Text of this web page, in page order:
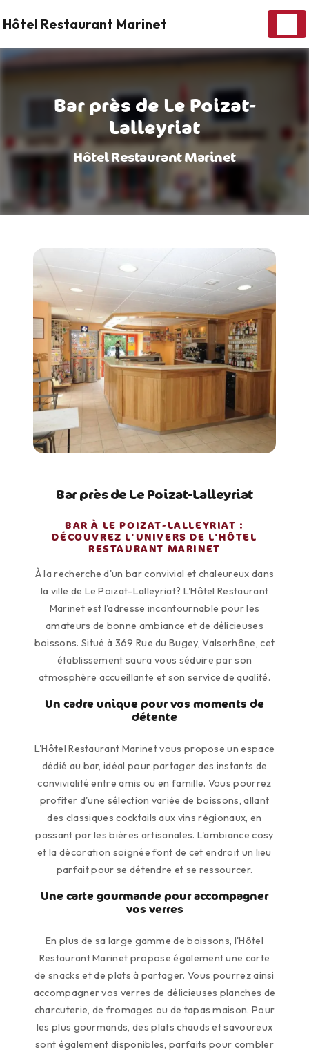
Hôtel Restaurant Marinet
Bar près de Le Poizat-
Lalleyriat
Hôtel Restaurant Marinet
Bar près de Le Poizat-Lalleyriat
BAR À LE POIZAT-LALLEYRIAT :
DÉCOUVREZ L'UNIVERS DE L'HÔTEL
RESTAURANT MARINET
À la recherche d'un bar convivial et chaleureux dans
la ville de Le Poizat-Lalleyriat? L'Hôtel Restaurant
Marinet est l'adresse incontournable pour les
amateurs de bonne ambiance et de délicieuses
boissons. Situé à 369 Rue du Bugey, Valserhône, cet
établissement saura vous séduire par son
atmosphère accueillante et son service de qualité.
Un cadre unique pour vos moments de
détente
L'Hôtel Restaurant Marinet vous propose un espace
dédié au bar, idéal pour partager des instants de
convivialité entre amis ou en famille. Vous pourrez
profiter d'une sélection variée de boissons, allant
des classiques cocktails aux vins régionaux, en
passant par les bières artisanales. L'ambiance cosy
et la décoration soignée font de cet endroit un lieu
parfait pour se détendre et se ressourcer.
Une carte gourmande pour accompagner
vos verres
En plus de sa large gamme de boissons, l'Hôtel
Restaurant Marinet propose également une carte
de snacks et de plats à partager. Vous pourrez ainsi
accompagner vos verres de délicieuses planches de
charcuterie, de fromages ou de tapas maison. Pour
les plus gourmands, des plats chauds et savoureux
sont également disponibles, parfaits pour combler